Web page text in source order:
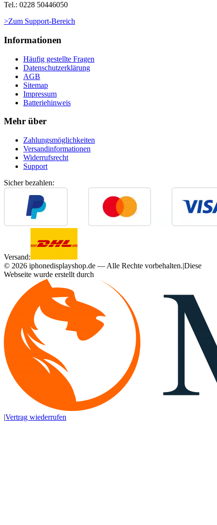
Tel.: 0228 50446050
>Zum Support-Bereich
Informationen
Häufig gestellte Fragen
Datenschutzerklärung
AGB
Sitemap
Impressum
Batteriehinweis
Mehr über
Zahlungsmöglichkeiten
Versandinformationen
Widerrufsrecht
Support
Sicher bezahlen:
Versand:
© 2026 iphonedisplayshop.de — Alle Rechte vorbehalten.|Diese
Webseite wurde erstellt durch
|Vertrag wiederrufen